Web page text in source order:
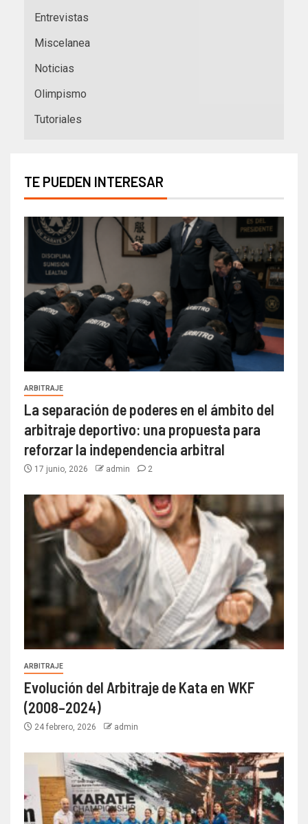
Entrevistas
Miscelanea
Noticias
Olimpismo
Tutoriales
TE PUEDEN INTERESAR
ARBITRAJE
La separación de poderes en el ámbito del
arbitraje deportivo: una propuesta para
reforzar la independencia arbitral
17 junio, 2026 admin 2
ARBITRAJE
Evolución del Arbitraje de Kata en WKF
(2008–2024)
24 febrero, 2026 admin